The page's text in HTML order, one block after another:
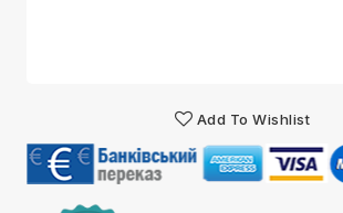
Add To Wishlist